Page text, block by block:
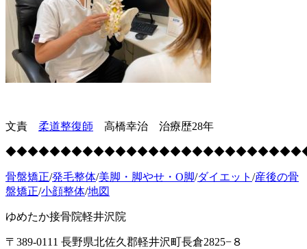
文責 柔道整復師 高橋幸治 治療歴28年
骨盤矯正/発毛整体/美脚・脚やせ・O脚/ダイエット /産後の骨
盤矯正/小顔整体/地図
ゆめたか接骨院軽井沢院
〒389-0111 長野県北佐久郡軽井沢町長倉2825−８